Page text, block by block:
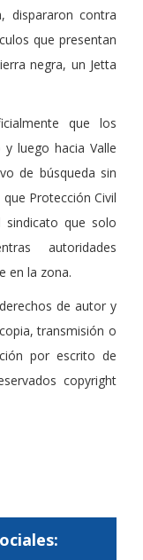
dispararon contra
que presentan
negra, un Jetta
que los
luego hacia Valle
de búsqueda sin
Protección Civil
sindicato que solo
autoridades
en la zona.
de autor y
transmisión o
por escrito de
copyright